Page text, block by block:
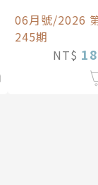
06月號/2026
245期
NT$